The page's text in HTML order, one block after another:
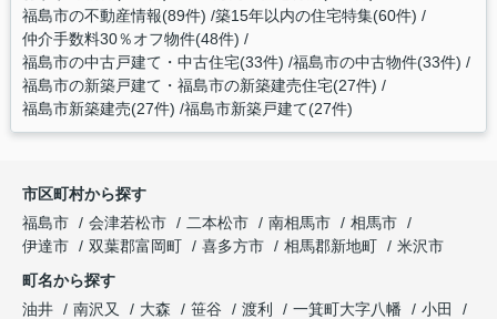
福島市の不動産情報(89件) 築15年以内の住宅特集(60件)
仲介手数料30％オフ物件(48件)
福島市の中古戸建て・中古住宅(33件) 福島市の中古物件(33件)
福島市の新築戸建て・福島市の新築建売住宅(27件)
福島市新築建売(27件) 福島市新築戸建て(27件)
市区町村から探す
福島市
会津若松市 二本松市 南相馬市
相馬市
伊達市
双葉郡富岡町 喜多方市 相馬郡新地町
米沢市
町名から探す
油井
南沢又 大森 笹谷 渡利 一箕町大字八幡
小田